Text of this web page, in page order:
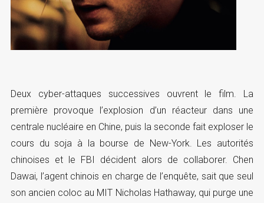
Deux cyber-attaques successives ouvrent le film. La
première provoque l’explosion d’un réacteur dans une
centrale nucléaire en Chine, puis la seconde fait exploser le
cours du soja à la bourse de New-York. Les autorités
chinoises et le FBI décident alors de collaborer. Chen
Dawai, l’agent chinois en charge de l’enquête, sait que seul
son ancien coloc au MIT Nicholas Hathaway, qui purge une